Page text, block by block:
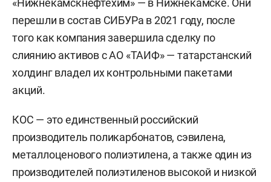
«Нижнекамскнефтехим» — в Нижнекамске. Они
перешли в состав СИБУРа в 2021 году, после
того как компания завершила сделку по
слиянию активов с АО «ТАИФ» — татарстанский
холдинг владел их контрольными пакетами
акций.
КОС — это единственный российский
производитель поликарбонатов, сэвилена,
металлоценового полиэтилена, а также один из
производителей полиэтиленов высокой и низкой